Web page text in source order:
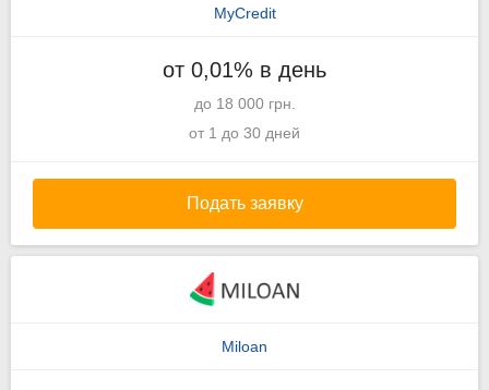
MyCredit
от 0,01% в день
до 18 000 грн.
от 1 до 30 дней
Подать заявку
Miloan